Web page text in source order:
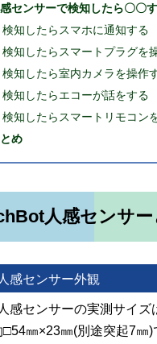
センサーで検知したら〇〇
検知したらスマホに通知する
検知したらスマートプラグを
検知したら室内カメラを操作
検知したらエコーが話をする
検知したらスマートリモコン
め
人感センサー
感センサー外観
感センサーの実測サイズ
㎜×23㎜(別途突起7㎜)